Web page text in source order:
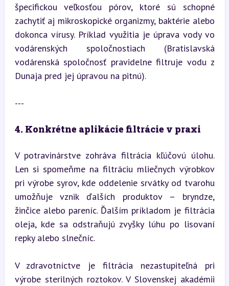
špecifickou veľkosťou pórov, ktoré sú schopné
zachytiť aj mikroskopické organizmy, baktérie alebo
dokonca vírusy. Príklad využitia je úprava vody vo
vodárenských spoločnostiach (Bratislavská
vodárenská spoločnosť pravidelne filtruje vodu z
Dunaja pred jej úpravou na pitnú).
---
4. Konkrétne aplikácie filtrácie v praxi
V potravinárstve zohráva filtrácia kľúčovú úlohu.
Len si spomeňme na filtráciu mliečnych výrobkov
pri výrobe syrov, kde oddelenie srvátky od tvarohu
umožňuje vznik ďalších produktov – bryndze,
žinčice alebo pareníc. Ďalším príkladom je filtrácia
oleja, kde sa odstraňujú zvyšky lúhu po lisovaní
repky alebo slnečníc.
V zdravotníctve je filtrácia nezastupiteľná pri
výrobe sterilných roztokov. V Slovenskej akadémii